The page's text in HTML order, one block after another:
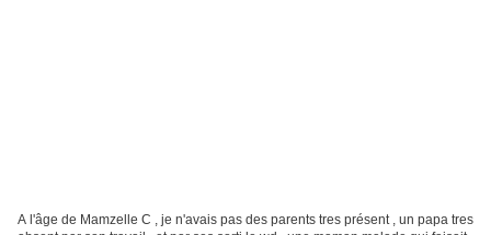
A l'âge de Mamzelle C , je n'avais pas des parents tres présent , un papa tres